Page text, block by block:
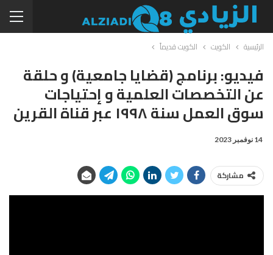
الرئيسية الكويت الكويت قديماً
فيديو: برنامج (قضايا جامعية) و حلقة
عن التخصصات العلمية و إحتياجات
سوق العمل سنة ١٩٩٨ عبر قناة القرين
14 نوفمبر 2023
مشاركة